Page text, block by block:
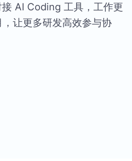
AI Coding 工具，工作更
让更多研发高效参与协